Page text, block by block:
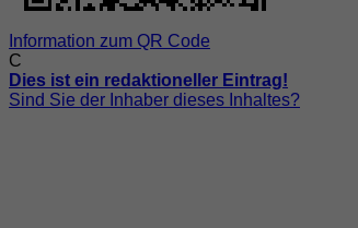
Information zum QR Code
C
Dies ist ein redaktioneller Eintrag!
Sind Sie der Inhaber dieses Inhaltes?